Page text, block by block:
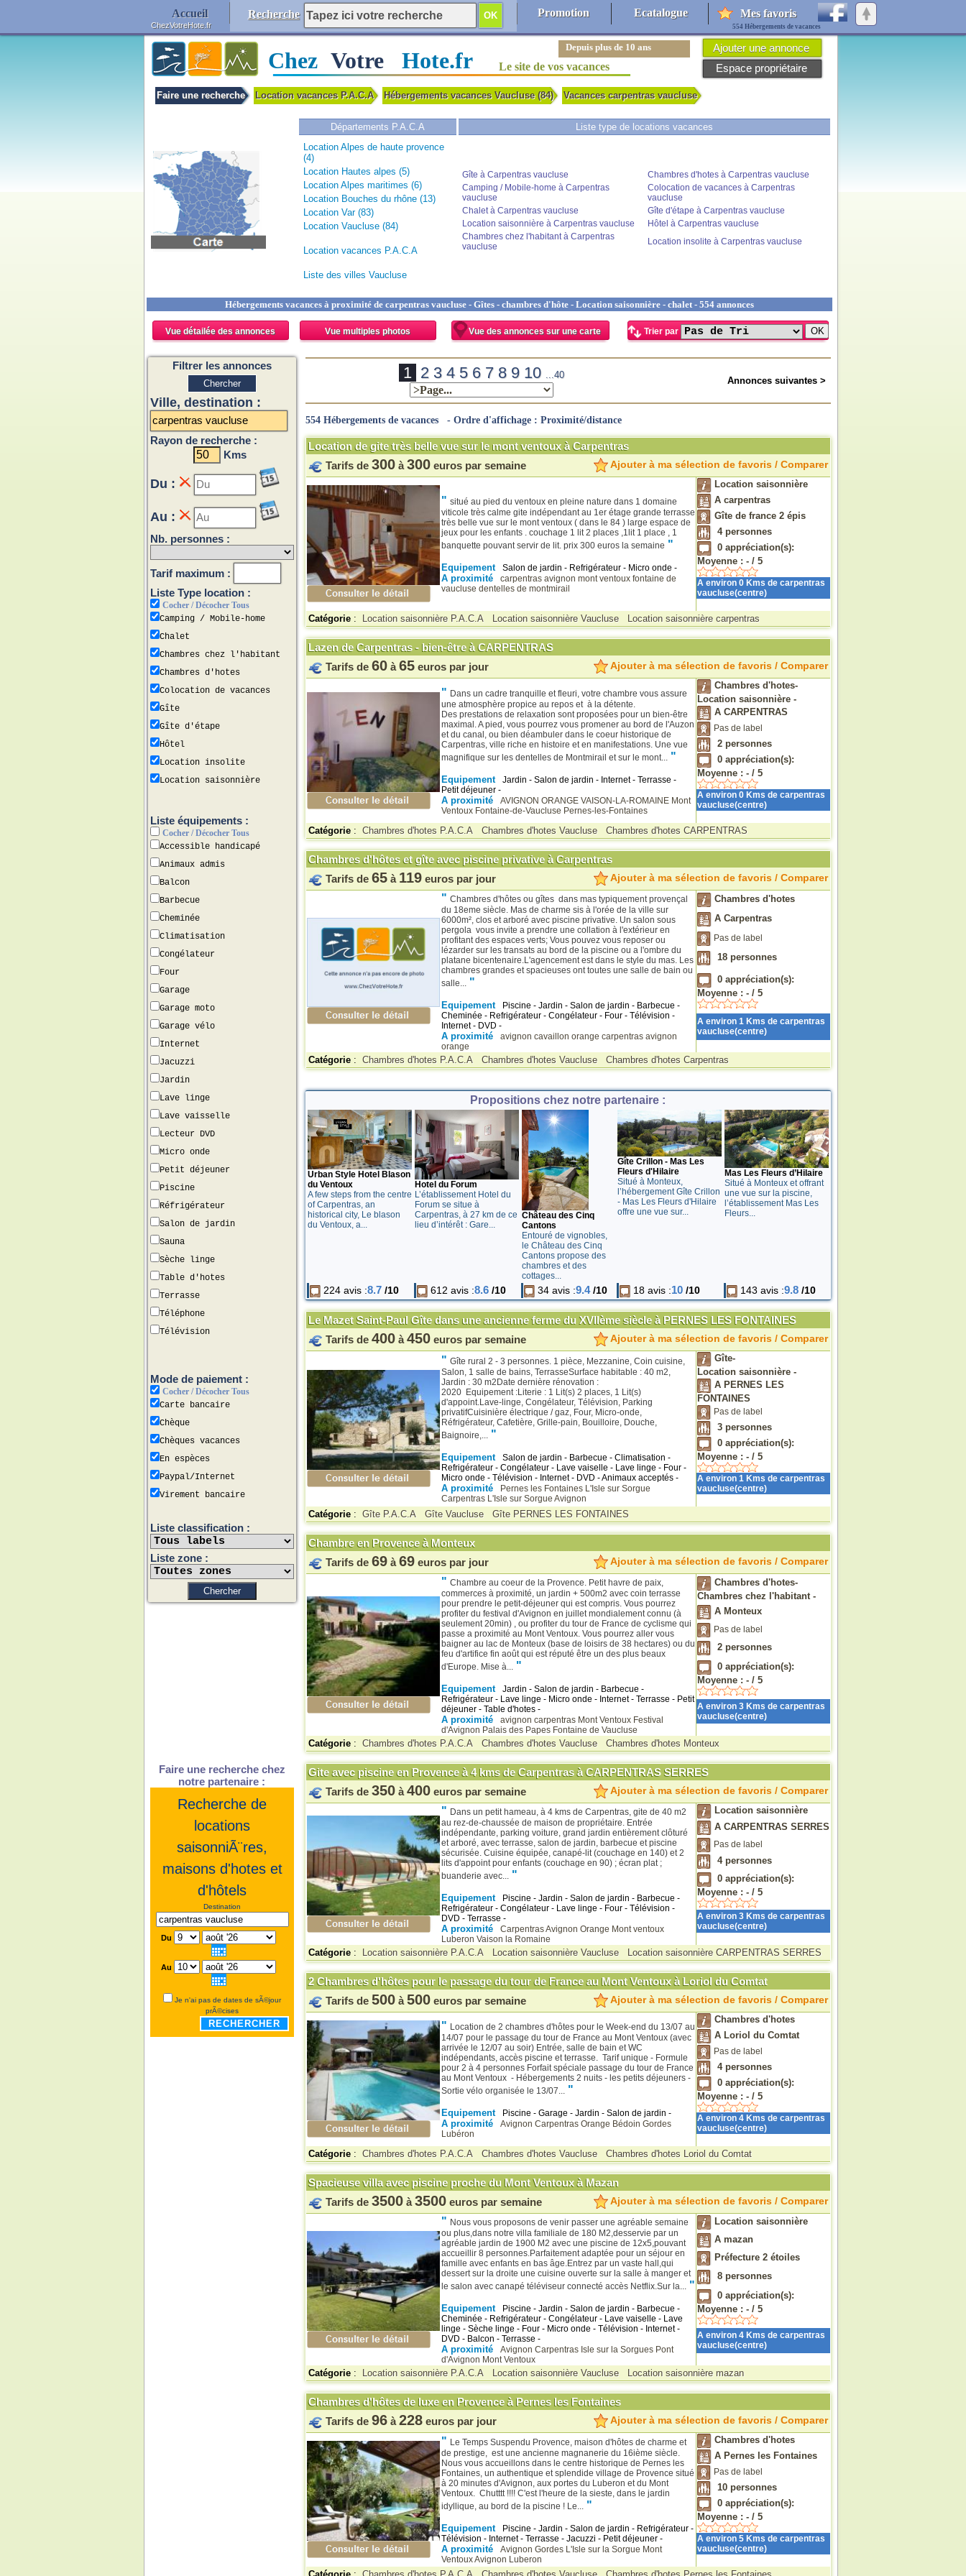
Faire une recherche Location vacances P.A.C.A Hébergements vacances Vaucluse (84) Vacances carpentras vaucluse
Départements P.A.C.A
Liste type de locations vacances
Location Alpes de haute provence
(4)
Location Hautes alpes (5)
Location Alpes maritimes (6)
Location Bouches du rhône (13)
Location Var (83)
Location Vaucluse (84)
Location vacances P.A.C.A
Liste des villes Vaucluse
Gîte à Carpentras vaucluse
Chambres d'hotes à Carpentras vaucluse
Camping / Mobile-home à Carpentras
vaucluse
Colocation de vacances à Carpentras
vaucluse
Chalet à Carpentras vaucluse
Gîte d'étape à Carpentras vaucluse
Location saisonnière à Carpentras vaucluse
Hôtel à Carpentras vaucluse
Chambres chez l'habitant à Carpentras
vaucluse
Location insolite à Carpentras vaucluse
Hébergements vacances à proximité de carpentras vaucluse - Gîtes - chambres d'hôte - Location saisonnière - chalet - 554 annonces
Vue détailée des annonces Vue multiples photos Vue des annonces sur une carte Trier par
Filtrer les annonces
Ville, destination :
Rayon de recherche :
Kms
Du :
Au :
Nb. personnes :
Tarif maximum :
Liste Type location :
Cocher / Décocher Tous
Camping / Mobile-home
Chalet
Chambres chez l'habitant
Chambres d'hotes
Colocation de vacances
Gîte
Gîte d'étape
Hôtel
Location insolite
Location saisonnière
Liste équipements :
Cocher / Décocher Tous
Accessible handicapé
Animaux admis
Balcon
Barbecue
Cheminée
Climatisation
Congélateur
Four
Garage
Garage moto
Garage vélo
Internet
Jacuzzi
Jardin
Lave linge
Lave vaisselle
Lecteur DVD
Micro onde
Petit déjeuner
Piscine
Réfrigérateur
Salon de jardin
Sauna
Sèche linge
Table d'hotes
Terrasse
Téléphone
Télévision
Mode de paiement :
Cocher / Décocher Tous
Carte bancaire
Chèque
Chèques vacances
En espèces
Paypal/Internet
Virement bancaire
Liste classification :
Liste zone :
Faire une recherche chez
notre partenaire :
Recherche de
locations
saisonniÃ¨res,
maisons d'hotes et
d'hôtels
Destination
Du
Au
Je n'ai pas de dates de sÃ©jour
prÃ©cises
RECHERCHER
1 2 3 4 5 6 7 8 9 10 ...40
Annonces suivantes >
554 Hébergements de vacances - Ordre d'affichage : Proximité/distance
Location de gite très belle vue sur le mont ventoux à Carpentras
Tarifs de 300 à 300 euros par semaine Ajouter à ma sélection de favoris / Comparer
" situé au pied du ventoux en pleine nature dans 1 domaine
viticole très calme gite indépendant au 1er étage grande terrasse
très belle vue sur le mont ventoux ( dans le 84 ) large espace de
jeux pour les enfants . couchage 1 lit 2 places ,1lit 1 place , 1
banquette pouvant servir de lit. prix 300 euros la semaine "
Equipement Salon de jardin - Refrigérateur - Micro onde -
A proximité carpentras avignon mont ventoux fontaine de
vaucluse dentelles de montmirail
Location saisonnière
A carpentras
Gîte de france 2 épis
4 personnes
0appréciation(s):
Moyenne : -/ 5
A environ 0 Kms de carpentras
vaucluse(centre)
Catégorie : Location saisonnière P.A.C.A Location saisonnière Vaucluse Location saisonnière carpentras
Lazen de Carpentras - bien-être à CARPENTRAS
Tarifs de 60 à 65 euros par jour Ajouter à ma sélection de favoris / Comparer
" Dans un cadre tranquille et fleuri, votre chambre vous assure
une atmosphère propice au repos et à la détente.
Des prestations de relaxation sont proposées pour un bien-être
maximal. A pied, vous pourrez vous promener au bord de l'Auzon
et du canal, ou bien déambuler dans le coeur historique de
Carpentras, ville riche en histoire et en manifestations. Une vue
magnifique sur les dentelles de Montmirail et sur le mont... "
Equipement
Jardin - Salon de jardin - Internet - Terrasse -
Petit déjeuner -
A proximité AVIGNON ORANGE VAISON-LA-ROMAINE Mont
Ventoux Fontaine-de-Vaucluse Pernes-les-Fontaines
Chambres d'hotes-
Location saisonnière -
A CARPENTRAS
Pas de label
2 personnes
0appréciation(s):
Moyenne : -/ 5
A environ 0 Kms de carpentras
vaucluse(centre)
Catégorie : Chambres d'hotes P.A.C.A Chambres d'hotes Vaucluse Chambres d'hotes CARPENTRAS
Chambres d'hôtes et gîte avec piscine privative à Carpentras
Tarifs de 65 à 119 euros par jour Ajouter à ma sélection de favoris / Comparer
" Chambres d'hôtes ou gîtes dans mas typiquement provençal
du 18eme siècle. Mas de charme sis à l'orée de la ville sur
6000m², clos et arboré avec piscine privative. Un salon sous
pergola vous invite a prendre une collation à l'extérieur en
profitant des espaces verts; Vous pouvez vous reposer ou
lézarder sur les transats au bord de la piscine ou a l'ombre du
platane bicentenaire.L'agencement est dans le style du mas. Les
chambres grandes et spacieuses ont toutes une salle de bain ou
salle... "
Equipement
Piscine - Jardin - Salon de jardin - Barbecue -
Cheminée - Refrigérateur - Congélateur - Four - Télévision -
Internet - DVD -
A proximité avignon cavaillon orange carpentras avignon
orange
Chambres d'hotes
A Carpentras
Pas de label
18 personnes
0appréciation(s):
Moyenne : -/ 5
A environ 1 Kms de carpentras
vaucluse(centre)
Catégorie : Chambres d'hotes P.A.C.A Chambres d'hotes Vaucluse Chambres d'hotes Carpentras
Propositions chez notre partenaire :
Urban Style Hotel Blason
du Ventoux
A few steps from the centre
of Carpentras, an
historical city, Le blason
du Ventoux, a...
Hotel du Forum
L’établissement Hotel du
Forum se situe à
Carpentras, à 27 km de ce
lieu d’intérêt : Gare...
Château des Cinq
Cantons
Entouré de vignobles,
le Château des Cinq
Cantons propose des
chambres et des
cottages...
Gîte Crillon - Mas Les
Fleurs d'Hilaire
Situé à Monteux,
l’hébergement Gîte Crillon
- Mas Les Fleurs d'Hilaire
offre une vue sur...
Mas Les Fleurs d’Hilaire
Situé à Monteux et offrant
une vue sur la piscine,
l’établissement Mas Les
Fleurs...
224 avis :8.7 /10 612 avis :8.6 /10 34 avis :9.4/10 18 avis :10 /10 143 avis :9.8 /10
Le Mazet Saint-Paul Gîte dans une ancienne ferme du XVIIème siècle à PERNES LES FONTAINES
Tarifs de 400 à 450 euros par semaine Ajouter à ma sélection de favoris / Comparer
" Gîte rural 2 - 3 personnes. 1 pièce, Mezzanine, Coin cuisine,
Salon, 1 salle de bains, TerrasseSurface habitable : 40 m2,
Jardin : 30 m2Date dernière rénovation :
2020 Equipement :Literie : 1 Lit(s) 2 places, 1 Lit(s)
d'appoint.Lave-linge, Congélateur, Télévision, Parking
privatifCuisinière électrique / gaz, Four, Micro-onde,
Réfrigérateur, Cafetière, Grille-pain, Bouilloire, Douche,
Baignoire,... "
Equipement
Salon de jardin - Barbecue - Climatisation -
Refrigérateur - Congélateur - Lave vaiselle - Lave linge - Four -
Micro onde - Télévision - Internet - DVD - Animaux acceptés -
A proximité Pernes les Fontaines L'Isle sur Sorgue
Carpentras L'Isle sur Sorgue Avignon
Gîte-
Location saisonnière -
A PERNES LES
FONTAINES
Pas de label
3 personnes
0appréciation(s):
Moyenne : -/ 5
A environ 1 Kms de carpentras
vaucluse(centre)
Catégorie : Gîte P.A.C.A Gîte Vaucluse Gîte PERNES LES FONTAINES
Chambre en Provence à Monteux
Tarifs de 69 à 69 euros par jour Ajouter à ma sélection de favoris / Comparer
" Chambre au coeur de la Provence. Petit havre de paix,
commerces à proximité, un jardin + 500m2 avec coin terrasse
pour prendre le petit-déjeuner qui est compris. Vous pourrez
profiter du festival d'Avignon en juillet mondialement connu (à
seulement 20min) , ou profiter du tour de France de cyclisme qui
passe a proximité au Mont Ventoux. Vous pourrez aller vous
baigner au lac de Monteux (base de loisirs de 38 hectares) ou du
feu d'artifice fin août qui est réputé être un des plus beaux
d'Europe. Mise à... "
Equipement
Jardin - Salon de jardin - Barbecue -
Refrigérateur - Lave linge - Micro onde - Internet - Terrasse - Petit
déjeuner - Table d'hotes -
A proximité avignon carpentras Mont Ventoux Festival
d'Avignon Palais des Papes Fontaine de Vaucluse
Chambres d'hotes-
Chambres chez l'habitant -
A Monteux
Pas de label
2 personnes
0appréciation(s):
Moyenne : -/ 5
A environ 3 Kms de carpentras
vaucluse(centre)
Catégorie : Chambres d'hotes P.A.C.A Chambres d'hotes Vaucluse Chambres d'hotes Monteux
Gite avec piscine en Provence à 4 kms de Carpentras à CARPENTRAS SERRES
Tarifs de 350 à 400 euros par semaine Ajouter à ma sélection de favoris / Comparer
" Dans un petit hameau, à 4 kms de Carpentras, gite de 40 m2
au rez-de-chaussée de maison de propriétaire. Entrée
indépendante, parking voiture, grand jardin entièrement clôturé
et arboré, avec terrasse, salon de jardin, barbecue et piscine
sécurisée. Cuisine équipée, canapé-lit (couchage en 140) et 2
lits d'appoint pour enfants (couchage en 90) ; écran plat ;
buanderie avec... "
Equipement
Piscine - Jardin - Salon de jardin - Barbecue -
Refrigérateur - Congélateur - Lave linge - Four - Télévision -
DVD - Terrasse -
A proximité CarpentrasAvignon Orange Mont ventoux
Luberon Vaison la Romaine
Location saisonnière
A CARPENTRAS SERRES
Pas de label
4 personnes
0appréciation(s):
Moyenne : -/ 5
A environ 3 Kms de carpentras
vaucluse(centre)
Catégorie : Location saisonnière P.A.C.A Location saisonnière Vaucluse Location saisonnière CARPENTRAS SERRES
2 Chambres d'hôtes pour le passage du tour de France au Mont Ventoux à Loriol du Comtat
Tarifs de 500 à 500 euros par semaine Ajouter à ma sélection de favoris / Comparer
" Location de 2 chambres d'hôtes pour le Week-end du 13/07 au
14/07 pour le passage du tour de France au Mont Ventoux (avec
arrivée le 12/07 au soir) Entrée, salle de bain et WC
indépendants, accès piscine et terrasse. Tarif unique - Formule
pour 2 à 4 personnes Forfait spéciale passage du tour de France
au Mont Ventoux - Hébergements 2 nuits - les petits déjeuners -
Sortie vélo organisée le 13/07... "
Equipement Piscine - Garage - Jardin - Salon de jardin -
A proximité Avignon Carpentras Orange Bédoin Gordes
Lubéron
Chambres d'hotes
A Loriol du Comtat
Pas de label
4 personnes
0appréciation(s):
Moyenne : -/ 5
A environ 4 Kms de carpentras
vaucluse(centre)
Catégorie : Chambres d'hotes P.A.C.A Chambres d'hotes Vaucluse Chambres d'hotes Loriol du Comtat
Spacieuse villa avec piscine proche du Mont Ventoux à Mazan
Tarifs de 3500 à 3500 euros par semaine Ajouter à ma sélection de favoris / Comparer
" Nous vous proposons de venir passer une agréable semaine
ou plus,dans notre villa familiale de 180 M2,desservie par un
agréable jardin de 1900 M2 avec une piscine de 12x5,pouvant
accueillir 8 personnes.Parfaitement adaptée pour un séjour en
famille avec enfants en bas âge.Entrez par un vaste hall,qui
dessert sur la droite une cuisine ouverte sur la salle à manger et
le salon avec canapé téléviseur connecté accès Netflix.Sur la... "
Equipement
Piscine - Jardin - Salon de jardin - Barbecue -
Cheminée - Refrigérateur - Congélateur - Lave vaiselle - Lave
linge - Sèche linge - Four - Micro onde - Télévision - Internet -
DVD - Balcon - Terrasse -
A proximité Avignon Carpentras Isle sur la Sorgues Pont
d'Avignon Mont Ventoux
Location saisonnière
A mazan
Préfecture 2 étoiles
8 personnes
0appréciation(s):
Moyenne : -/ 5
A environ 4 Kms de carpentras
vaucluse(centre)
Catégorie : Location saisonnière P.A.C.A Location saisonnière Vaucluse Location saisonnière mazan
Chambres d'hôtes de luxe en Provence à Pernes les Fontaines
Tarifs de 96 à 228 euros par jour Ajouter à ma sélection de favoris / Comparer
" Le Temps Suspendu Provence, maison d'hôtes de charme et
de prestige, est une ancienne magnanerie du 16ième siècle.
Nous vous accueillons dans le centre historique de Pernes les
Fontaines, un authentique et splendide village de Provence situé
à 20 minutes d'Avignon, aux portes du Luberon et du Mont
Ventoux. Chutttt !!!! C'est l'heure de la sieste, dans le jardin
idyllique, au bord de la piscine ! Le... "
Equipement
Piscine - Jardin - Salon de jardin - Refrigérateur -
Télévision - Internet - Terrasse - Jacuzzi - Petit déjeuner -
A proximité Avignon Gordes L'Isle sur la Sorgue Mont
VentouxAvignon Luberon
Chambres d'hotes
A Pernes les Fontaines
Pas de label
10 personnes
0appréciation(s):
Moyenne : -/ 5
A environ 5 Kms de carpentras
vaucluse(centre)
Depuis plus de 10 ans
Chez Votre Hote.fr Le site de vos vacances
Ajouter une annonce
Espace propriétaire
Ecatalogue
Promotion Mes favoris
Accueil
ChezVotreHote.fr
Recherche
554 Hébergements de vacances